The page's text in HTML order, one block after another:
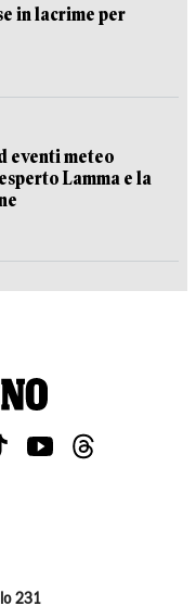
in lacrime per
eventi meteo
Lamma e la
231